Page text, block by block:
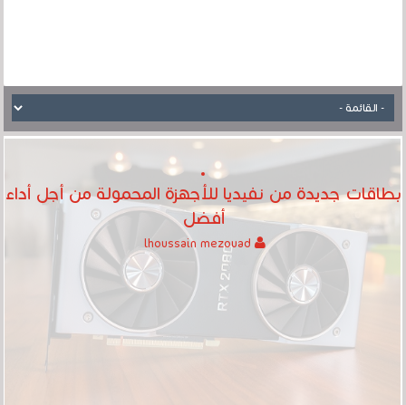
بطاقات جديدة من نفيديا للأجهزة المحمولة من أجل أداء
أفضل